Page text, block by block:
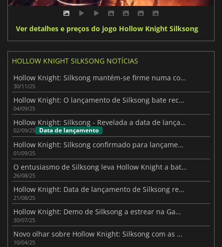
Ver detalhes e preços do jogo Hollow Knight Silksong
HOLLOW KNIGHT SILKSONG NOTÍCIAS
Hollow Knight: Silksong mantém-se firme numa corrida feroz de TGA
30/11/25
Hollow Knight: O lançamento de Silksong bate recordes de vendas
04/09/25
Hollow Knight: Silksong - Revelada a data de lançamento global
02/09/25 Data de lançamento
Hollow Knight: Silksong confirmado para lançamento a um preço baixo
01/09/25
O entusiasmo de Silksong leva Hollow Knight a bater recordes
26/08/25
Hollow Knight: Data de lançamento de Silksong revelada em novo trailer
21/08/25
Hollow Knight: Demo de Silksong a estrear na Gamescom 2025
30/07/25
Novo olhar sobre Hollow Knight: Silksong com as mais recentes imagens de ecrã
10/04/25